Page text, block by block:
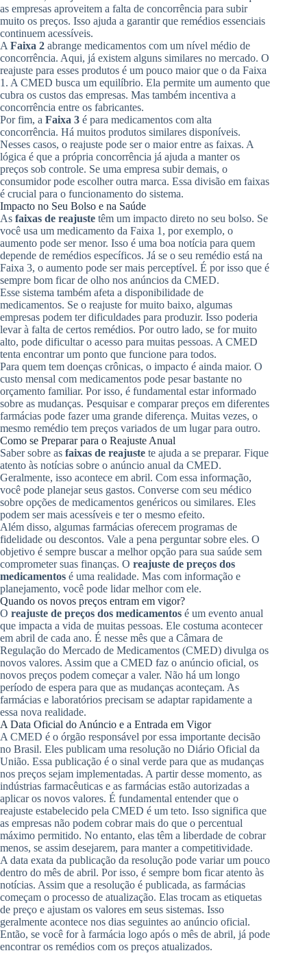
as empresas aproveitem a falta de concorrência para subir
muito os preços. Isso ajuda a garantir que remédios essenciais
continuem acessíveis.
A Faixa 2 abrange medicamentos com um nível médio de
concorrência. Aqui, já existem alguns similares no mercado. O
reajuste para esses produtos é um pouco maior que o da Faixa
1. A CMED busca um equilíbrio. Ela permite um aumento que
cubra os custos das empresas. Mas também incentiva a
concorrência entre os fabricantes.
Por fim, a Faixa 3 é para medicamentos com alta
concorrência. Há muitos produtos similares disponíveis.
Nesses casos, o reajuste pode ser o maior entre as faixas. A
lógica é que a própria concorrência já ajuda a manter os
preços sob controle. Se uma empresa subir demais, o
consumidor pode escolher outra marca. Essa divisão em faixas
é crucial para o funcionamento do sistema.
Impacto no Seu Bolso e na Saúde
As faixas de reajuste têm um impacto direto no seu bolso. Se
você usa um medicamento da Faixa 1, por exemplo, o
aumento pode ser menor. Isso é uma boa notícia para quem
depende de remédios específicos. Já se o seu remédio está na
Faixa 3, o aumento pode ser mais perceptível. É por isso que é
sempre bom ficar de olho nos anúncios da CMED.
Esse sistema também afeta a disponibilidade de
medicamentos. Se o reajuste for muito baixo, algumas
empresas podem ter dificuldades para produzir. Isso poderia
levar à falta de certos remédios. Por outro lado, se for muito
alto, pode dificultar o acesso para muitas pessoas. A CMED
tenta encontrar um ponto que funcione para todos.
Para quem tem doenças crônicas, o impacto é ainda maior. O
custo mensal com medicamentos pode pesar bastante no
orçamento familiar. Por isso, é fundamental estar informado
sobre as mudanças. Pesquisar e comparar preços em diferentes
farmácias pode fazer uma grande diferença. Muitas vezes, o
mesmo remédio tem preços variados de um lugar para outro.
Como se Preparar para o Reajuste Anual
Saber sobre as faixas de reajuste te ajuda a se preparar. Fique
atento às notícias sobre o anúncio anual da CMED.
Geralmente, isso acontece em abril. Com essa informação,
você pode planejar seus gastos. Converse com seu médico
sobre opções de medicamentos genéricos ou similares. Eles
podem ser mais acessíveis e ter o mesmo efeito.
Além disso, algumas farmácias oferecem programas de
fidelidade ou descontos. Vale a pena perguntar sobre eles. O
objetivo é sempre buscar a melhor opção para sua saúde sem
comprometer suas finanças. O reajuste de preços dos
medicamentos é uma realidade. Mas com informação e
planejamento, você pode lidar melhor com ele.
Quando os novos preços entram em vigor?
O reajuste de preços dos medicamentos é um evento anual
que impacta a vida de muitas pessoas. Ele costuma acontecer
em abril de cada ano. É nesse mês que a Câmara de
Regulação do Mercado de Medicamentos (CMED) divulga os
novos valores. Assim que a CMED faz o anúncio oficial, os
novos preços podem começar a valer. Não há um longo
período de espera para que as mudanças aconteçam. As
farmácias e laboratórios precisam se adaptar rapidamente a
essa nova realidade.
A Data Oficial do Anúncio e a Entrada em Vigor
A CMED é o órgão responsável por essa importante decisão
no Brasil. Eles publicam uma resolução no Diário Oficial da
União. Essa publicação é o sinal verde para que as mudanças
nos preços sejam implementadas. A partir desse momento, as
indústrias farmacêuticas e as farmácias estão autorizadas a
aplicar os novos valores. É fundamental entender que o
reajuste estabelecido pela CMED é um teto. Isso significa que
as empresas não podem cobrar mais do que o percentual
máximo permitido. No entanto, elas têm a liberdade de cobrar
menos, se assim desejarem, para manter a competitividade.
A data exata da publicação da resolução pode variar um pouco
dentro do mês de abril. Por isso, é sempre bom ficar atento às
notícias. Assim que a resolução é publicada, as farmácias
começam o processo de atualização. Elas trocam as etiquetas
de preço e ajustam os valores em seus sistemas. Isso
geralmente acontece nos dias seguintes ao anúncio oficial.
Então, se você for à farmácia logo após o mês de abril, já pode
encontrar os remédios com os preços atualizados.